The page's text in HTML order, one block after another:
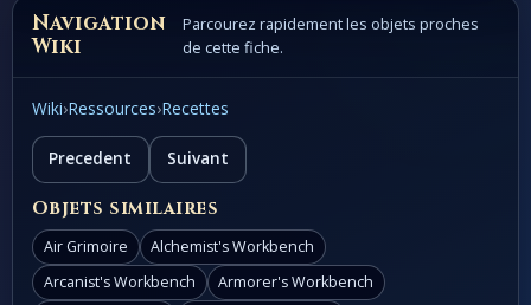
Navigation
Wiki
Parcourez rapidement les objets proches
de cette fiche.
Wiki›Ressources›Recettes
Precedent Suivant
Objets similaires
Air Grimoire
Alchemist's Workbench
Arcanist's Workbench
Armorer's Workbench